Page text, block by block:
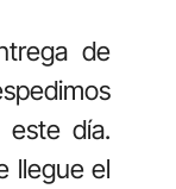
de
día.
llegue el